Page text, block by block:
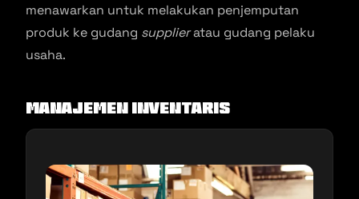
menawarkan untuk melakukan penjemputan
produk ke gudang supplieratau gudang pelaku
usaha.
Manajemen Inventaris